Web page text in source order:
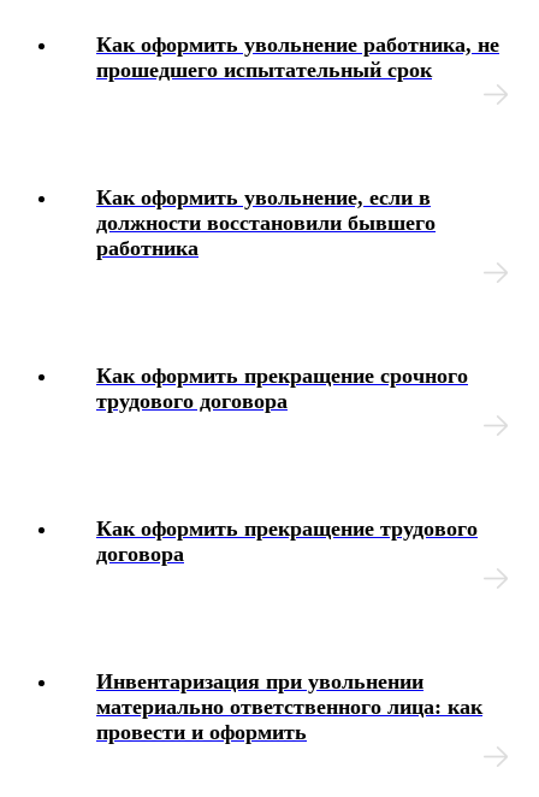
Как оформить увольнение работника, не
прошедшего испытательный срок
Как оформить увольнение, если в
должности восстановили бывшего
работника
Как оформить прекращение срочного
трудового договора
Как оформить прекращение трудового
договора
Инвентаризация при увольнении
материально ответственного лица: как
провести и оформить